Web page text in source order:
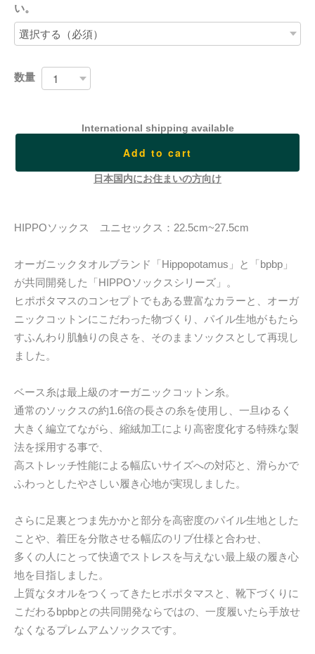
い。
数量
International shipping available
Add to cart
日本国内にお住まいの方向け
HIPPOソックス ユニセックス：22.5cm~27.5cm
オーガニックタオルブランド「Hippopotamus」と「bpbp」
が共同開発した「HIPPOソックスシリーズ」。
ヒポポタマスのコンセプトでもある豊富なカラーと、オーガ
ニックコットンにこだわった物づくり、パイル生地がもたら
すふんわり肌触りの良さを、そのままソックスとして再現し
ました。
ベース糸は最上級のオーガニックコットン糸。
通常のソックスの約1.6倍の長さの糸を使用し、一旦ゆるく
大きく編立てながら、縮絨加工により高密度化する特殊な製
法を採用する事で、
高ストレッチ性能による幅広いサイズへの対応と、滑らかで
ふわっとしたやさしい履き心地が実現しました。
さらに足裏とつま先かかと部分を高密度のパイル生地とした
ことや、着圧を分散させる幅広のリブ仕様と合わせ、
多くの人にとって快適でストレスを与えない最上級の履き心
地を目指しました。
上質なタオルをつくってきたヒポポタマスと、靴下づくりに
こだわるbpbpとの共同開発ならではの、一度履いたら手放せ
なくなるプレムアムソックスです。